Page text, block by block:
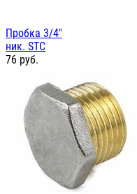
Пробка 3/4"
ник. STC
76 руб.